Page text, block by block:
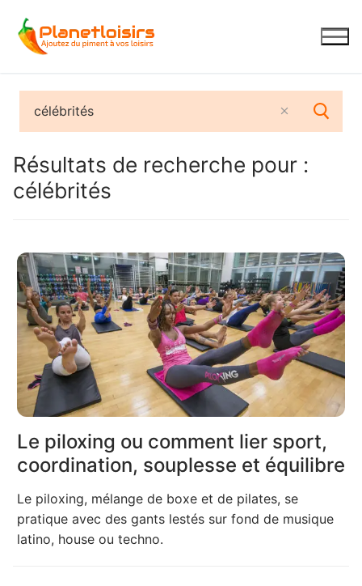
contenu
Résultats de recherche pour :
célébrités
Le piloxing ou comment lier sport,
coordination, souplesse et équilibre
Le piloxing, mélange de boxe et de pilates, se
pratique avec des gants lestés sur fond de musique
latino, house ou techno.